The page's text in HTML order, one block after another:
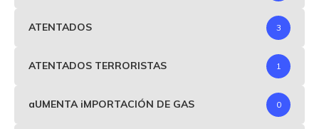
ATENTADOS 3
ATENTADOS TERRORISTAS 1
aUMENTA iMPORTACIÓN DE GAS 0